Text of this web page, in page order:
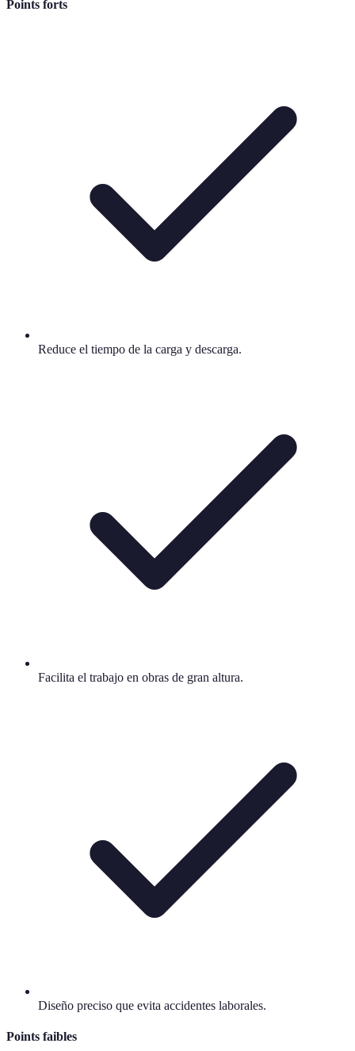
Points forts
Reduce el tiempo de la carga y descarga.
Facilita el trabajo en obras de gran altura.
Diseño preciso que evita accidentes laborales.
Points faibles